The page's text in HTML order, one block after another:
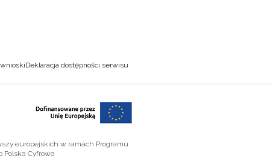
Deklaracja dostępności serwisu
europejskich w ramach Programu
Polska Cyfrowa